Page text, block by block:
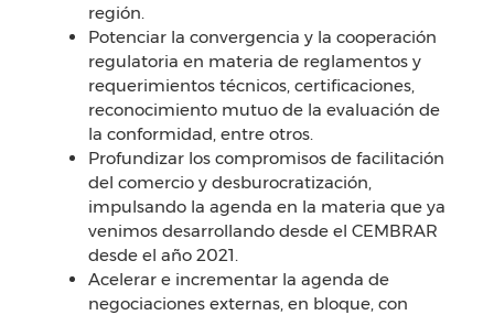
región.
Potenciar la convergencia y la cooperación
regulatoria en materia de reglamentos y
requerimientos técnicos, certificaciones,
reconocimiento mutuo de la evaluación de
la conformidad, entre otros.
Profundizar los compromisos de facilitación
del comercio y desburocratización,
impulsando la agenda en la materia que ya
venimos desarrollando desde el CEMBRAR
desde el año 2021.
Acelerar e incrementar la agenda de
negociaciones externas, en bloque, con